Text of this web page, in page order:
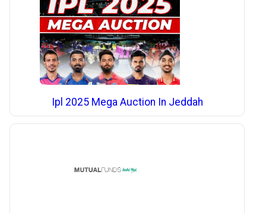
Ipl 2025 Mega Auction In Jeddah